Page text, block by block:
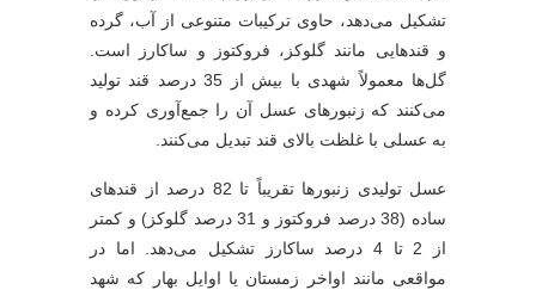
تشکیل می‌دهد، حاوی ترکیبات متنوعی از آب، گرده
و قندهایی مانند گلوکز، فروکتوز و ساکارز است.
گل‌ها معمولاً شهدی با بیش از 35 درصد قند تولید
می‌کنند که زنبورهای عسل آن را جمع‌آوری کرده و
به عسلی با غلظت بالای قند تبدیل می‌کنند.
عسل تولیدی زنبورها تقریباً تا 82 درصد از قندهای
ساده (38 درصد فروکتوز و 31 درصد گلوکز) و کمتر
از 2 تا 4 درصد ساکارز تشکیل می‌دهد. اما در
مواقعی مانند اواخر زمستان یا اوایل بهار که شهد